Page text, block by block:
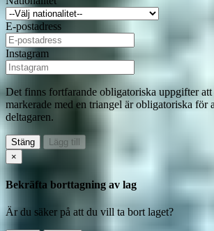
E-postadress
Instagram
Det finns fortfarande obligatoriska uppgifter
markerade med en triangel är obligatoriska för
deltagaren.
Stäng
Lägg till
×
Bekräfta borttagning av lag
Är du säker på att du vill ta bort laget?